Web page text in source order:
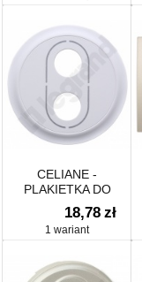
CELIANE -
PLAKIETKA DO
GNIAZDA
GŁOŚNIKOWEGO
BANANOWEGO
18,78 zł
1 wariant